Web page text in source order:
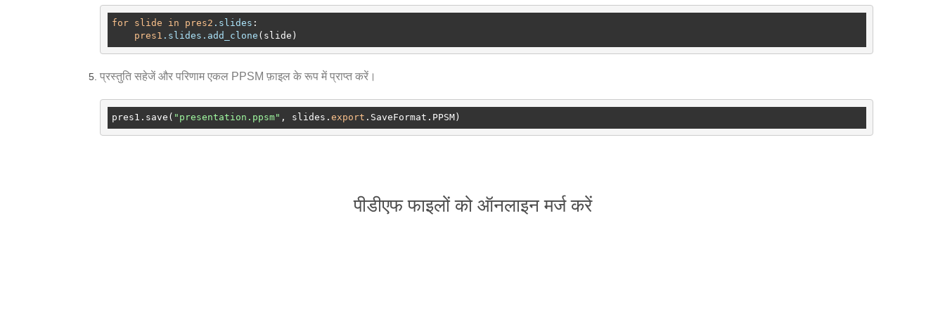
for slide in pres2 .slides :
pres1 .slides .add_clone
प्रस्तुति सहेजें और परिणाम एकल PPSM फ़ाइल के रूप में प्राप्त करें।
pres1.save( "presentation.ppsm" , slides. export
पीडीएफ फाइलों को ऑनलाइन मर्ज करें